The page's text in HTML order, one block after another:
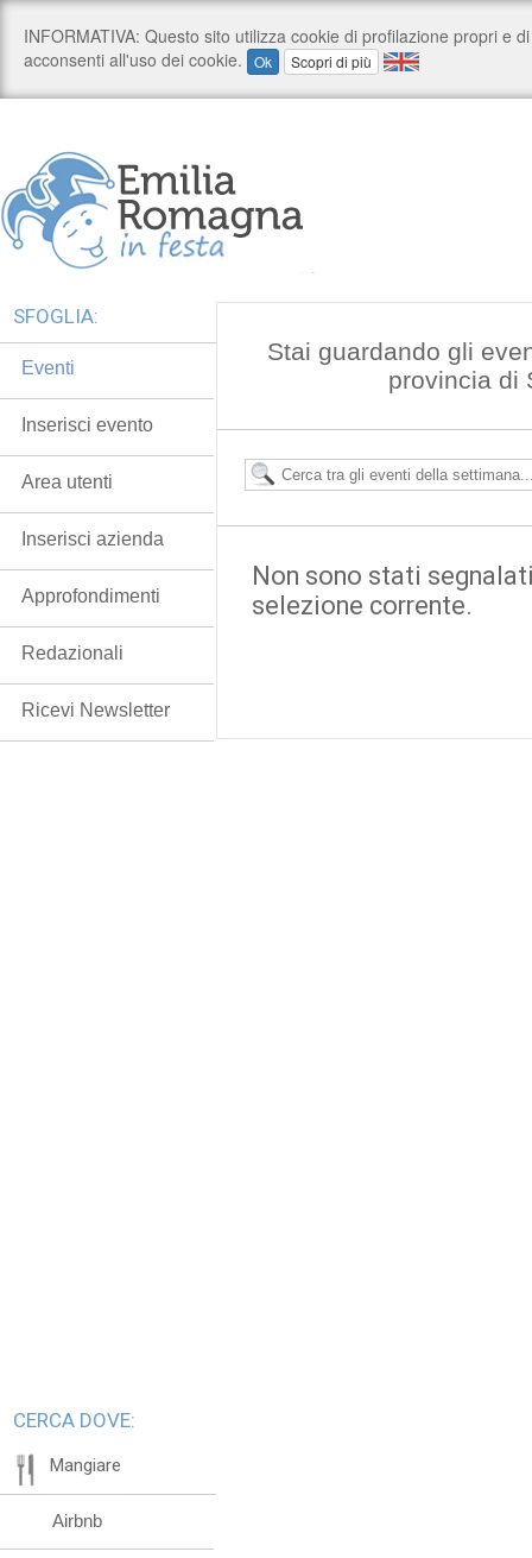
Stai guardando gli
provincia di
Non sono stati
selezione corrente.
SFOGLIA:
Eventi
Inserisci evento
Area utenti
Inserisci azienda
Approfondimenti
Redazionali
Ricevi Newsletter
CERCA DOVE:
Mangiare
Airbnb